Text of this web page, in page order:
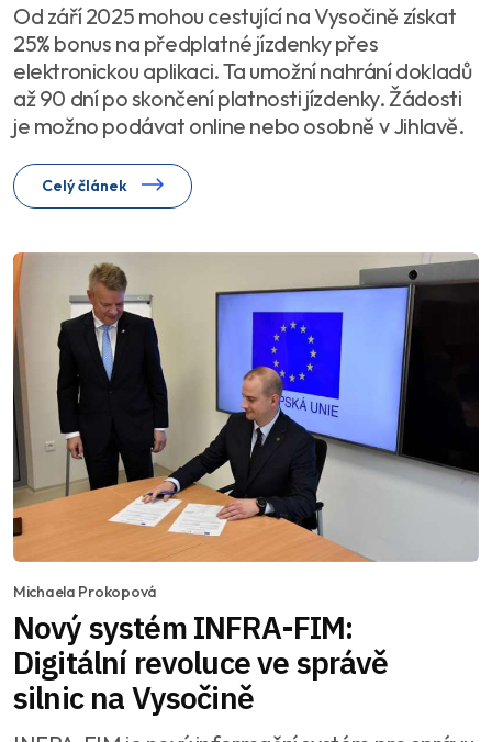
Od září 2025 mohou cestující na Vysočině získat
25% bonus na předplatné jízdenky přes
elektronickou aplikaci. Ta umožní nahrání dokladů
až 90 dní po skončení platnosti jízdenky. Žádosti
je možno podávat online nebo osobně v Jihlavě.
Celý článek
Michaela Prokopová
Nový systém INFRA-FIM:
Digitální revoluce ve správě
silnic na Vysočině